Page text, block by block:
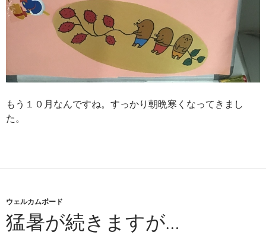
もう１０月なんですね。すっかり朝晩寒くなってきまし
た。
ウェルカムボード
猛暑が続きますが…